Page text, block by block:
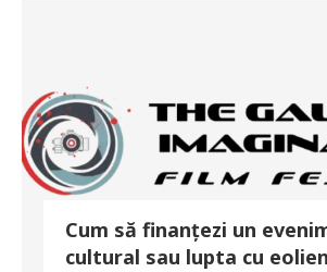
Cum să finanțezi un
cultural sau lupta cu